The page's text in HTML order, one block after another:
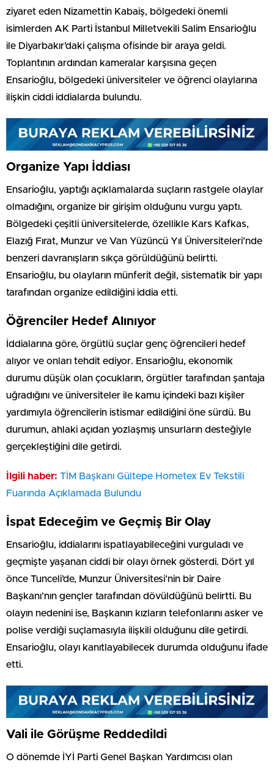
ziyaret eden Nizamettin Kabaiş, bölgedeki önemli
isimlerden AK Parti İstanbul Milletvekili Salim Ensarioğlu
ile Diyarbakır’daki çalışma ofisinde bir araya geldi.
Toplantının ardından kameralar karşısına geçen
Ensarioğlu, bölgedeki üniversiteler ve öğrenci olaylarına
ilişkin ciddi iddialarda bulundu.
Organize Yapı İddiası
Ensarioğlu, yaptığı açıklamalarda suçların rastgele olaylar
olmadığını, organize bir girişim olduğunu vurgu yaptı.
Bölgedeki çeşitli üniversitelerde, özellikle Kars Kafkas,
Elazığ Fırat, Munzur ve Van Yüzüncü Yıl Üniversiteleri’nde
benzeri davranışların sıkça görüldüğünü belirtti.
Ensarioğlu, bu olayların münferit değil, sistematik bir yapı
tarafından organize edildiğini iddia etti.
Öğrenciler Hedef Alınıyor
İddialarına göre, örgütlü suçlar genç öğrencileri hedef
alıyor ve onları tehdit ediyor. Ensarioğlu, ekonomik
durumu düşük olan çocukların, örgütler tarafından şantaja
uğradığını ve üniversiteler ile kamu içindeki bazı kişiler
yardımıyla öğrencilerin istismar edildiğini öne sürdü. Bu
durumun, ahlaki açıdan yozlaşmış unsurların desteğiyle
gerçekleştiğini dile getirdi.
İlgili haber: TİM Başkanı Gültepe Hometex Ev Tekstili
Fuarında Açıklamada Bulundu
İspat Edeceğim ve Geçmiş Bir Olay
Ensarioğlu, iddialarını ispatlayabileceğini vurguladı ve
geçmişte yaşanan ciddi bir olayı örnek gösterdi. Dört yıl
önce Tunceli’de, Munzur Üniversitesi’nin bir Daire
Başkanı’nın gençler tarafından dövüldüğünü belirtti. Bu
olayın nedenini ise, Başkanın kızların telefonlarını asker ve
polise verdiği suçlamasıyla ilişkili olduğunu dile getirdi.
Ensarioğlu, olayı kanıtlayabilecek durumda olduğunu ifade
etti.
Vali ile Görüşme Reddedildi
O dönemde İYİ Parti Genel Başkan Yardımcısı olan